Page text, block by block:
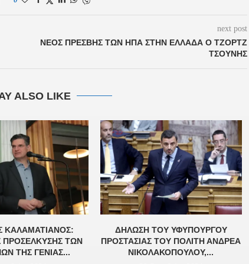
next post
ΝΈΟΣ ΠΡΈΣΒΗΣ ΤΩΝ ΗΠΑ ΣΤΗΝ ΕΛΛΆΔΑ Ο ΤΖΟΡΤΖ
ΤΣΟΎΝΗΣ
ALSO LIKE
ΚΑΛΑΜΑΤΙΑΝΌΣ:
ΠΡΟΣΈΛΚΥΣΗΣ ΤΩΝ
ΤΗΣ ΓΕΝΙΆΣ...
ΔΉΛΩΣΗ ΤΟΥ ΥΦΥΠΟΥΡΓΟΎ
ΠΡΟΣΤΑΣΊΑΣ ΤΟΥ ΠΟΛΊΤΗ ΑΝΔΡΈΑ
ΝΙΚΟΛΑΚΌΠΟΥΛΟΥ,...